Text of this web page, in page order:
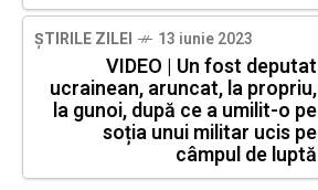
ȘTIRILE ZILEI 13 iunie 2023
VIDEO | Un fost deputat
ucrainean, aruncat, la propriu,
la gunoi, după ce a umilit-o pe
soția unui militar ucis pe
câmpul de luptă